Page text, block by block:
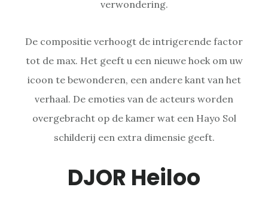
verwondering.
De compositie verhoogt de intrigerende factor
tot de max. Het geeft u een nieuwe hoek om uw
icoon te bewonderen, een andere kant van het
verhaal. De emoties van de acteurs worden
overgebracht op de kamer wat een Hayo Sol
schilderij een extra dimensie geeft.
DJOR Heiloo